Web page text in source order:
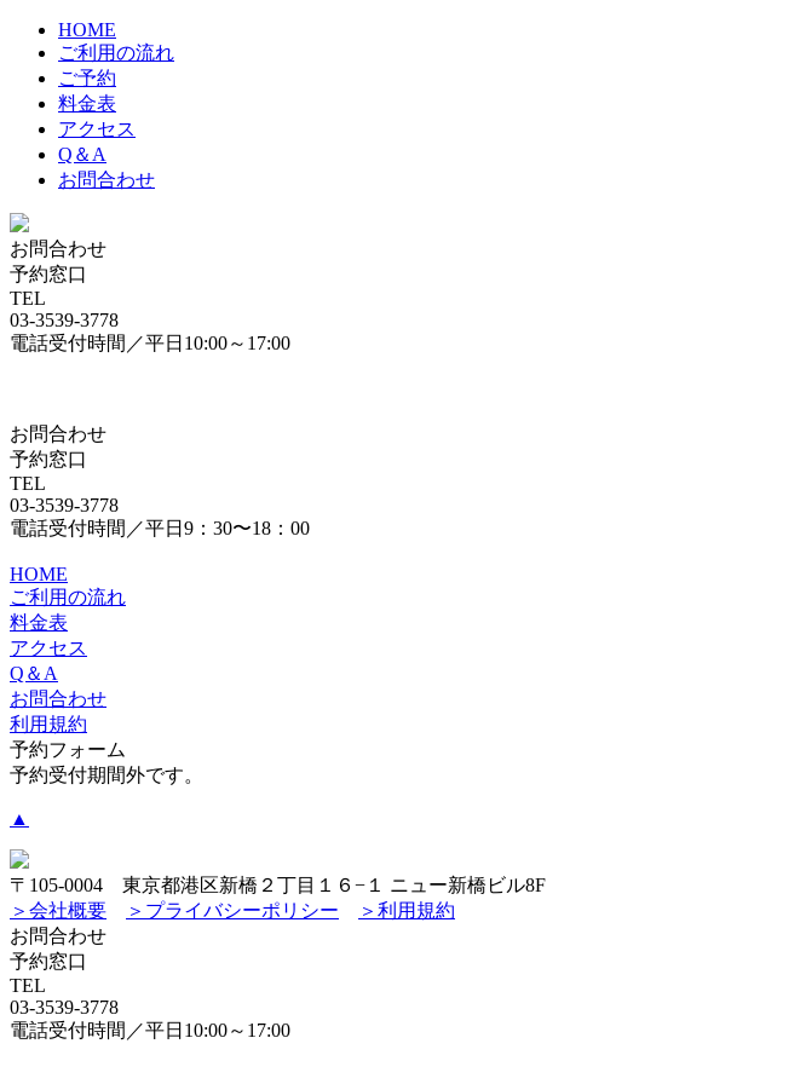
HOME
ご利用の流れ
ご予約
料金表
アクセス
Q＆A
お問合わせ
お問合わせ
予約窓口
TEL
03-3539-3778
電話受付時間／平日10:00～17:00
お問合わせ
予約窓口
TEL
03-3539-3778
電話受付時間／平日9：30〜18：00
HOME
ご利用の流れ
料金表
アクセス
Q＆A
お問合わせ
利用規約
予約フォーム
予約受付期間外です。
▲
〒105-0004 東京都港区新橋２丁目１６−１ ニュー新橋ビル8F
＞会社概要
＞プライバシーポリシー
＞利用規約
お問合わせ
予約窓口
TEL
03-3539-3778
電話受付時間／平日10:00～17:00